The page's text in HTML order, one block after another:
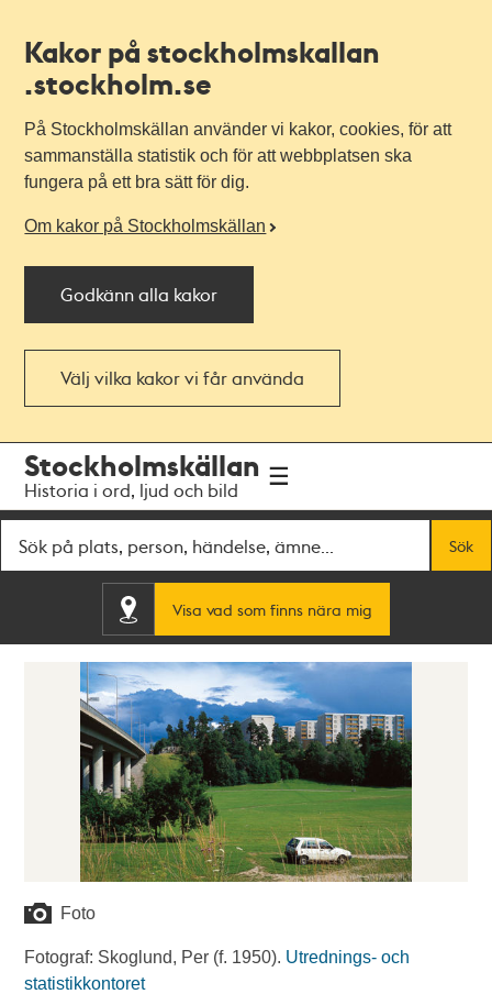
Kakor på stockholmskallan
.stockholm.se
På Stockholmskällan använder vi kakor, cookies, för att
sammanställa statistik och för att webbplatsen ska
fungera på ett bra sätt för dig.
Om kakor på Stockholmskällan
Godkänn alla kakor
Välj vilka kakor vi får använda
navigationen
huvudinnehållet
Stockholmskällan
Historia i ord, ljud och bild
Sök
Visa vad som finns nära mig
Foto
Fotograf: Skoglund, Per (f. 1950). Utrednings- och
statistikkontoret